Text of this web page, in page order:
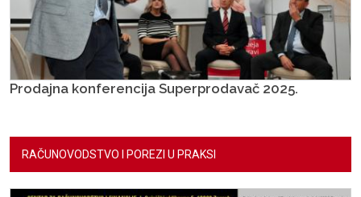
Prodajna konferencija Superprodavač 2025.
RAČUNOVODSTVO I POREZI U PRAKSI